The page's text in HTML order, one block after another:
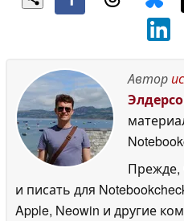
Автор
Прежде,
и писать для
Apple, Neowin и другие